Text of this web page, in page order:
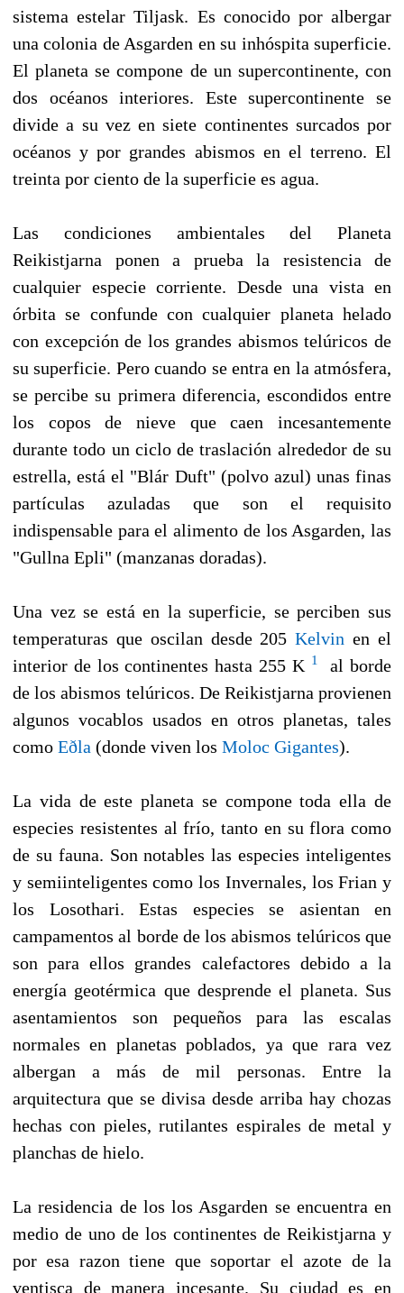
sistema estelar Tiljask. Es conocido por albergar
una colonia de Asgarden en su inhóspita superficie.
El planeta se compone de un supercontinente, con
dos océanos interiores. Este supercontinente se
divide a su vez en siete continentes surcados por
océanos y por grandes abismos en el terreno. El
treinta por ciento de la superficie es agua.
Las condiciones ambientales del Planeta
Reikistjarna ponen a prueba la resistencia de
cualquier especie corriente. Desde una vista en
órbita se confunde con cualquier planeta helado
con excepción de los grandes abismos telúricos de
su superficie. Pero cuando se entra en la atmósfera,
se percibe su primera diferencia, escondidos entre
los copos de nieve que caen incesantemente
durante todo un ciclo de traslación alrededor de su
estrella, está el "Blár Duft" (polvo azul) unas finas
partículas azuladas que son el requisito
indispensable para el alimento de los Asgarden, las
"Gullna Epli" (manzanas doradas).
Una vez se está en la superficie, se perciben sus
temperaturas que oscilan desde 205Kelvin en el
interior de los continentes hasta 255 K 1
al borde
de los abismos telúricos. De Reikistjarna provienen
algunos vocablos usados en otros planetas, tales
como Eðla (donde viven los Moloc Gigantes).
La vida de este planeta se compone toda ella de
especies resistentes al frío, tanto en su flora como
de su fauna. Son notables las especies inteligentes
y semiinteligentes como los Invernales, los Frian y
los Losothari. Estas especies se asientan en
campamentos al borde de los abismos telúricos que
son para ellos grandes calefactores debido a la
energía geotérmica que desprende el planeta. Sus
asentamientos son pequeños para las escalas
normales en planetas poblados, ya que rara vez
albergan a más de mil personas. Entre la
arquitectura que se divisa desde arriba hay chozas
hechas con pieles, rutilantes espirales de metal y
planchas de hielo.
La residencia de los los Asgarden se encuentra en
medio de uno de los continentes de Reikistjarna y
por esa razon tiene que soportar el azote de la
ventisca de manera incesante. Su ciudad es en